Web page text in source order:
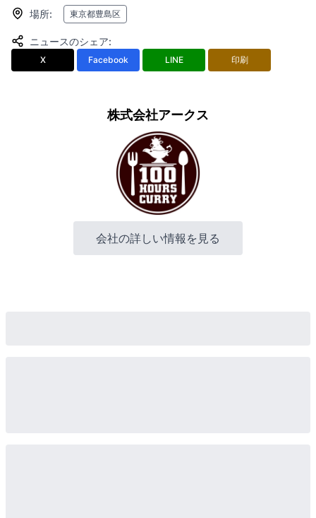
場所: 東京都豊島区
ニュースのシェア:
X Facebook LINE 印刷
株式会社アークス
会社の詳しい情報を見る